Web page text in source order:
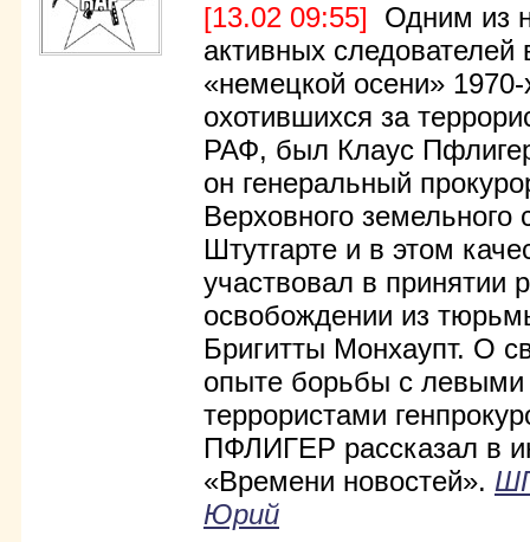
[13.02 09:55] Одним из
активных следователей
«немецкой осени» 1970-
охотившихся за
РАФ, был Клаус
он генеральный
Верховного земельного
Штутгарте и в этом
участвовал в принятии
освобождении из
Бригитты Монхаупт. О
опыте борьбы с левыми
террористами
ПФЛИГЕР рассказал в
«Времени новостей».
Юрий